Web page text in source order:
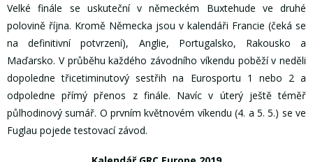
Velké finále se uskuteční v německém Buxtehude ve druhé
polovině října. Kromě Německa jsou v kalendáři Francie (čeká se
na definitivní potvrzení), Anglie, Portugalsko, Rakousko a
Maďarsko. V průběhu každého závodního víkendu poběží v neděli
dopoledne třicetiminutový sestřih na Eurosportu 1 nebo 2 a
odpoledne přímý přenos z finále. Navíc v úterý ještě téměř
půlhodinový sumář. O prvním květnovém víkendu (4. a 5. 5.) se ve
Fuglau pojede testovací závod.